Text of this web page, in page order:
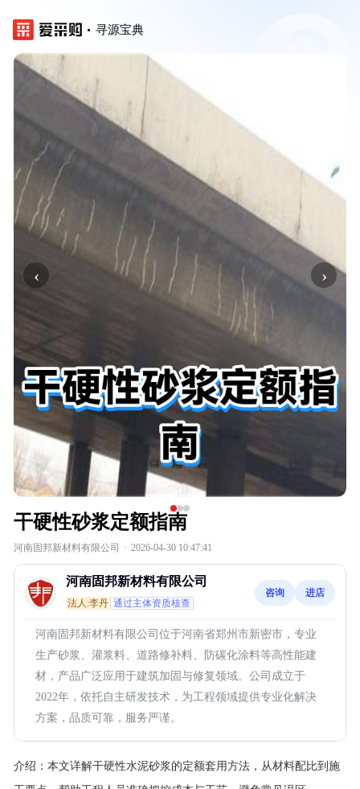
寻源宝典
‹ ›
干硬性砂浆定额指南
河南固邦新材料有限公司 · 2026-04-30 10:47:41
河南固邦新材料有限公司
法人:李丹 通过主体资质核查
咨询 进店
河南固邦新材料有限公司位于河南省郑州市新密市，专业
生产砂浆、灌浆料、道路修补料、防碳化涂料等高性能建
材，产品广泛应用于建筑加固与修复领域。公司成立于
2022年，依托自主研发技术，为工程领域提供专业化解决
方案，品质可靠，服务严谨。
介绍： 本文详解干硬性水泥砂浆的定额套用方法，从材料配比到施